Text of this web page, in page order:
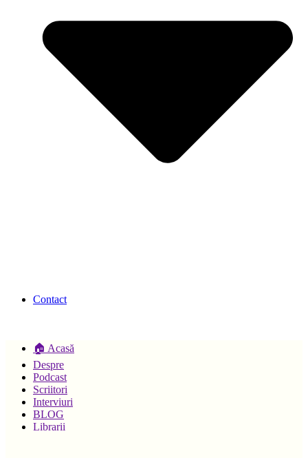
Contact
🏠 Acasă
Despre
Podcast
Scriitori
Interviuri
BLOG
Librarii